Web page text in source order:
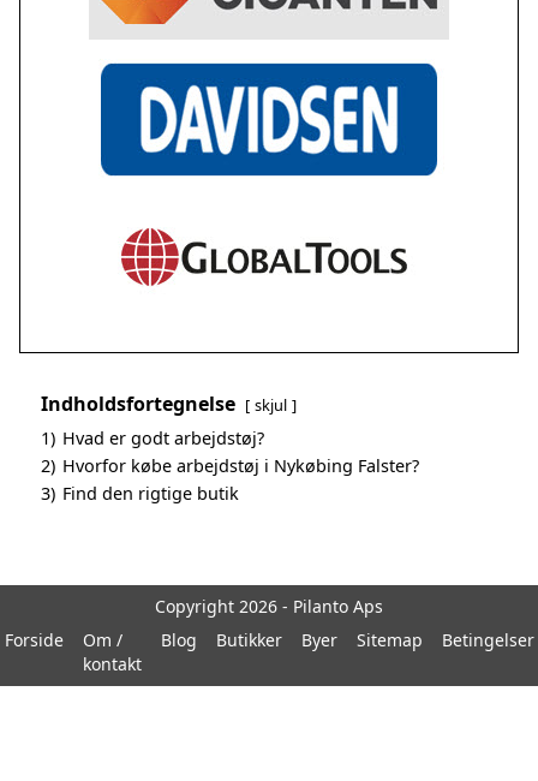
Indholdsfortegnelse skjul
1) Hvad er godt arbejdstøj?
2) Hvorfor købe arbejdstøj i Nykøbing Falster?
3) Find den rigtige butik
Copyright 2026 - Pilanto Aps
Forside
Om /
kontakt
Blog Butikker Byer Sitemap Betingelser